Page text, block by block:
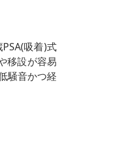
吸着)式
移設が容易
騒音かつ経